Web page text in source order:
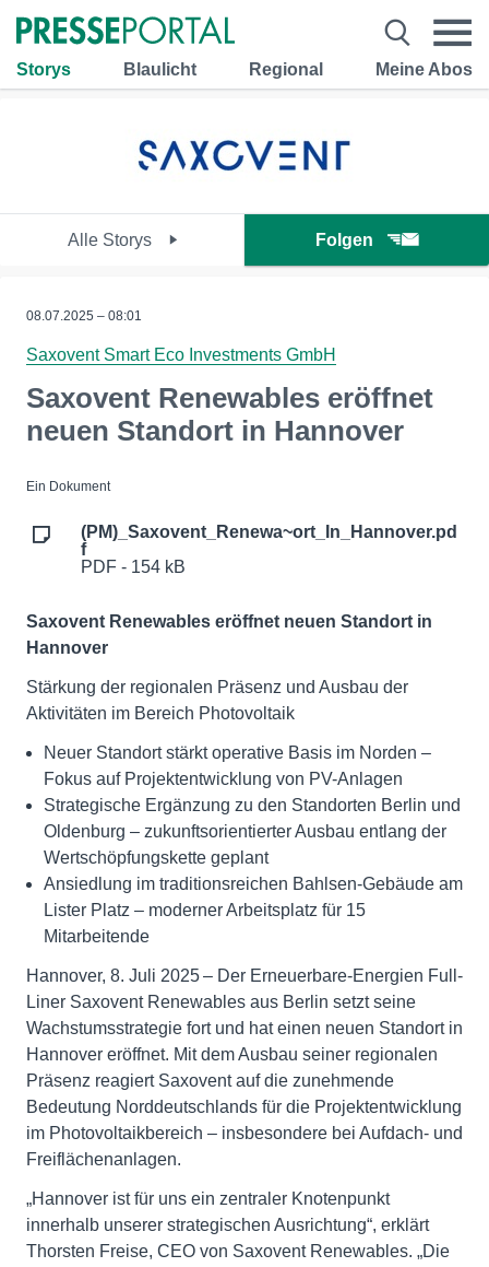
Storys Blaulicht Regional Meine Abos
Alle Storys Folgen
08.07.2025 – 08:01
Saxovent Smart Eco Investments GmbH
Saxovent Renewables eröffnet
neuen Standort in Hannover
Ein Dokument
(PM)_Saxovent_Renewa~ort_In_Hannover.pd
f
PDF - 154 kB
Saxovent Renewables eröffnet neuen Standort in
Hannover
Stärkung der regionalen Präsenz und Ausbau der
Aktivitäten im Bereich Photovoltaik
Neuer Standort stärkt operative Basis im Norden –
Fokus auf Projektentwicklung von PV-Anlagen
Strategische Ergänzung zu den Standorten Berlin und
Oldenburg – zukunftsorientierter Ausbau entlang der
Wertschöpfungskette geplant
Ansiedlung im traditionsreichen Bahlsen-Gebäude am
Lister Platz – moderner Arbeitsplatz für 15
Mitarbeitende
Hannover, 8. Juli 2025 – Der Erneuerbare-Energien Full-
Liner Saxovent Renewables aus Berlin setzt seine
Wachstumsstrategie fort und hat einen neuen Standort in
Hannover eröffnet. Mit dem Ausbau seiner regionalen
Präsenz reagiert Saxovent auf die zunehmende
Bedeutung Norddeutschlands für die Projektentwicklung
im Photovoltaikbereich – insbesondere bei Aufdach- und
Freiflächenanlagen.
„Hannover ist für uns ein zentraler Knotenpunkt
innerhalb unserer strategischen Ausrichtung“, erklärt
Thorsten Freise, CEO von Saxovent Renewables. „Die